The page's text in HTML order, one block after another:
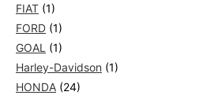
FIAT (1)
FORD (1)
GOAL (1)
Harley-Davidson (1)
HONDA (24)